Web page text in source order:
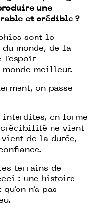
une
et crédible ?
sont le
du monde, de la
l'espoir
meilleur.
on passe
interdites, on forme
crédibilité ne vient
de la durée,
terrains de
: une histoire
n'a pas